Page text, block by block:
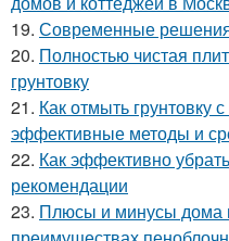
19. Современные
20. Полностью чистая
грунтовку
21. Как отмыть грунтовку
эффективные методы и
22. Как эффективно
рекомендации
23. Плюсы и минусы дома